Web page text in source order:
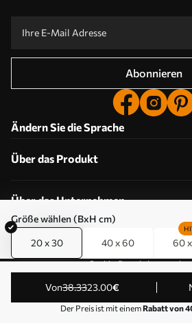
Größe wählen (BxH cm)
20 x 30 40 x 60 60
von38.3323.00€
Der Preis ist mit einemRabatt von
Abonnieren
Ändern Sie die Sprache
Über das Produkt
Über das Unternehmen
Cookie-Berechtigungen
© 2011-2026 Uwalls . Alle Rechte
von KLW Sp. z o.o. VAT ID: